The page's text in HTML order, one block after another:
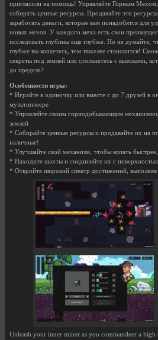
пригласили на помощь! Управляйте Горным Мехом,
собирать ценные ресурсы. Продавайте эти
заработать деньги, которые вам понадобятся для
новых мехов. У каждого меха есть свои
исследовать глубины еще глубже. Но не думайте,
глубже вы копаетесь, тем тяжелее становится!
секреты под землей или столкнетесь с вызовами,
до предела?
Особенности игры:
* Играйте в одиночку или вместе с до 7 друзей в
мультиплеере
* Управляйте своим горнодобывающим
землей
* Собирайте ценные ресурсы и продавайте их на
наличные!
* Улучшайте свой механизм, чтобы копать
* Находите шахты и соединяйте их с
* Откройте широкий спектр достижений, выполняя
Unleash your inner miner as you commandeer a